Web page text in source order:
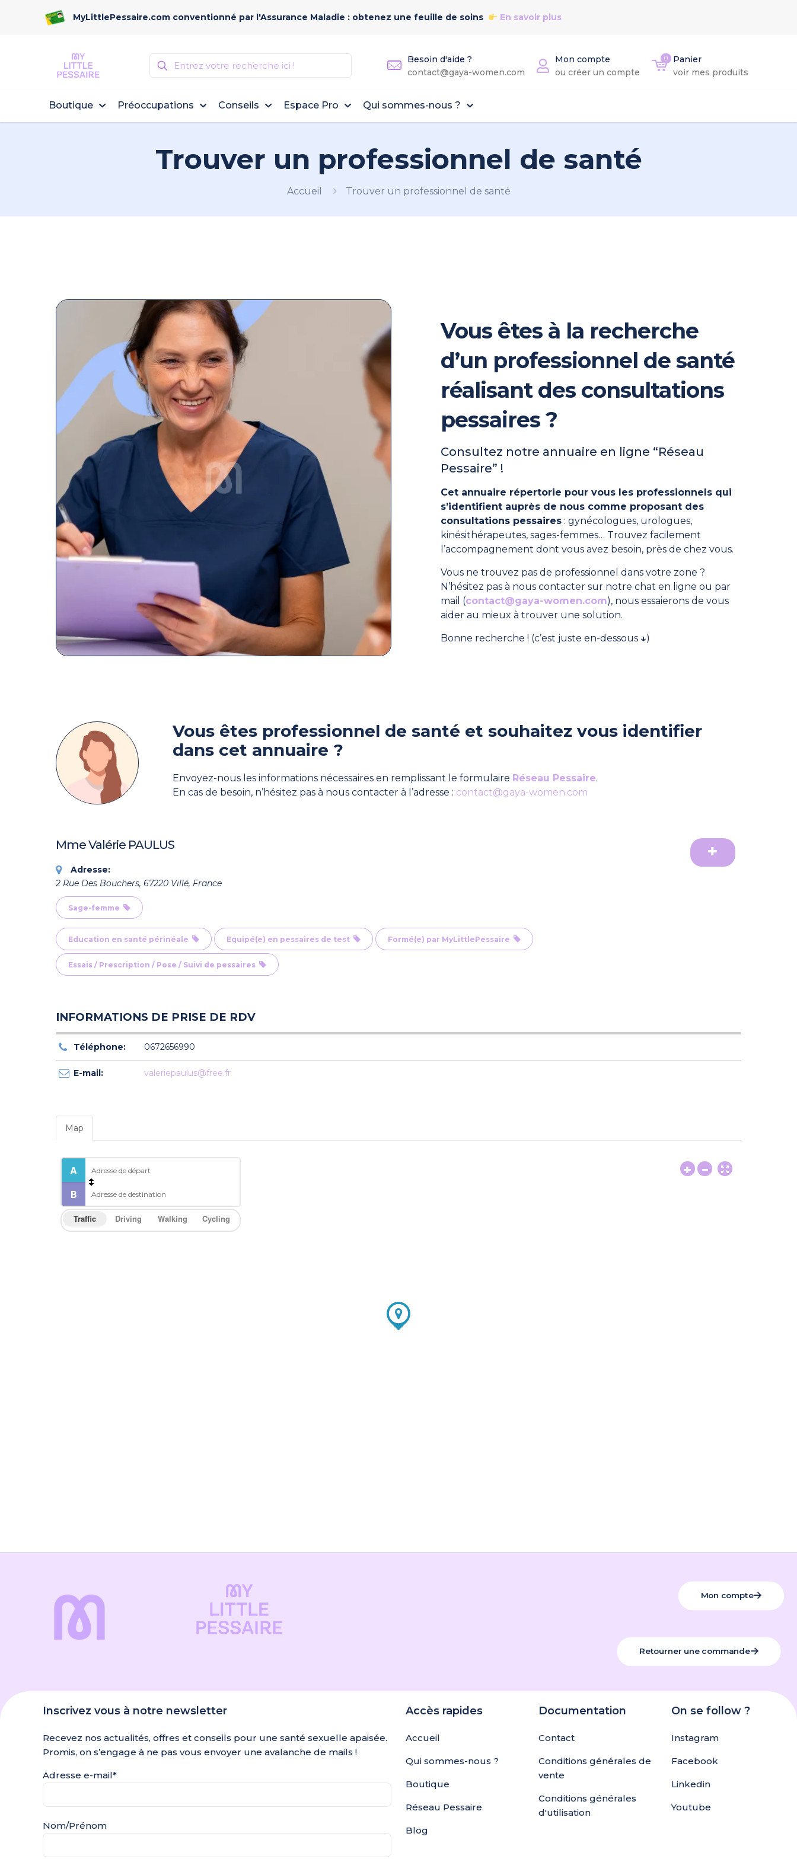
MyLittlePessaire.com conventionné par l'Assurance Maladie : obtenez une feuille de soins En savoir plus
Besoin d'aide ?
contact@gaya-women.com
Mon compte
ou créer un compte
0
Panier
voir mes produits
Boutique Préoccupations Conseils Espace Pro Qui sommes-nous ?
Trouver un professionnel de santé
Accueil Trouver un professionnel de santé
Vous êtes à la recherche
d’un professionnel de santé
réalisant des consultations
pessaires ?
Consultez notre annuaire en ligne “Réseau
Pessaire” !
Cet annuaire répertorie pour vous les professionnels qui
s’identifient auprès de nous comme proposant des
consultations pessaires : gynécologues, urologues,
kinésithérapeutes, sages-femmes… Trouvez facilement
l’accompagnement dont vous avez besoin, près de chez vous.
Vous ne trouvez pas de professionnel dans votre zone ?
N’hésitez pas à nous contacter sur notre chat en ligne ou par
mail (contact@gaya-women.com), nous essaierons de vous
aider au mieux à trouver une solution.
Bonne recherche ! (c’est juste en-dessous ↓)
Vous êtes professionnel de santé et souhaitez vous identifier
dans cet annuaire ?
Envoyez-nous les informations nécessaires en remplissant le formulaire Réseau Pessaire.
En cas de besoin, n’hésitez pas à nous contacter à l’adresse : contact@gaya-women.com
Mme Valérie PAULUS
Adresse:
2 Rue Des Bouchers, 67220 Villé, France
Sage-femme
Education en santé périnéale Equipé(e) en pessaires de test Formé(e) par MyLittlePessaire
Essais / Prescription / Pose / Suivi de pessaires
INFORMATIONS DE PRISE DE RDV
Téléphone: 0672656990
E-mail: valeriepaulus@free.fr
Map
Traffic Driving Walking Cycling
Mon compte
Retourner une commande
Inscrivez vous à notre newsletter
Recevez nos actualités, offres et conseils pour une santé sexuelle apaisée.
Promis, on s’engage à ne pas vous envoyer une avalanche de mails !
Adresse e-mail*
Nom/Prénom
Accès rapides
Accueil
Qui sommes-nous ?
Boutique
Réseau Pessaire
Blog
Documentation
Contact
Conditions générales de
vente
Conditions générales
d'utilisation
On se follow ?
Instagram
Facebook
Linkedin
Youtube